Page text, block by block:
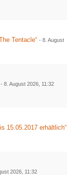
Tentacle“ -8. August
-8. August 2026, 11:32
15.05.2017 erhältlich“
2026, 11:32